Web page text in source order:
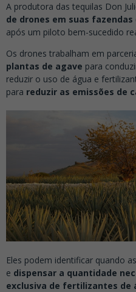
A produtora das tequilas Don
de drones em suas fazendas
após um piloto bem-sucedido
Os drones trabalham em
plantas de agave para
reduzir o uso de água e
para reduzir as emissões de
Eles podem identificar quando
e dispensar a quantidade
exclusiva de fertilizantes de